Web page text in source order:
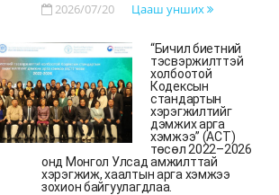
2026/07/20
Цааш унших
“Бичил биетний
тэсвэржилттэй
холбоотой
Кодексын
стандартын
хэрэгжилтийг
дэмжих арга
хэмжээ” (ACT)
төсөл 2022–2026
онд Монгол Улсад амжилттай
хэрэгжиж, хаалтын арга хэмжээ
зохион байгуулагдлаа.